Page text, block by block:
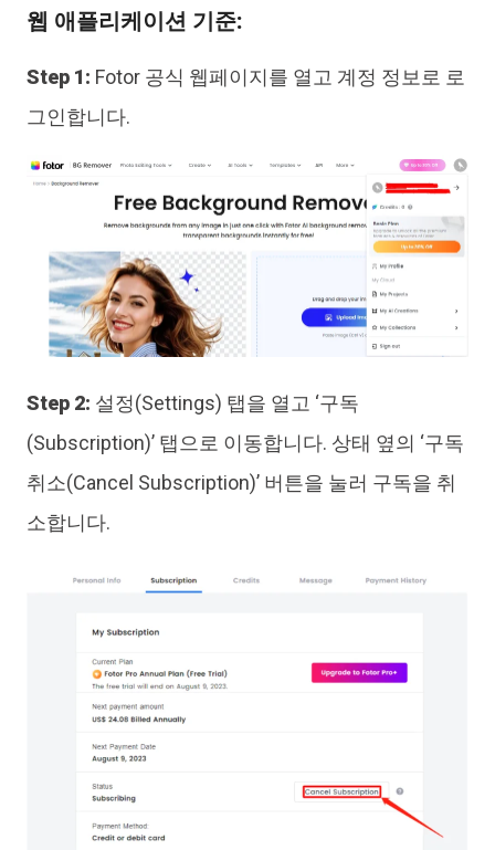
웹 애플리케이션 기준:
Step 1: Fotor 공식 웹페이지를 열고 계정 정보로 로
그인합니다.
Step 2: 설정(Settings) 탭을 열고 ‘구독
(Subscription)’ 탭으로 이동합니다. 상태 옆의 ‘구독
취소(Cancel Subscription)’ 버튼을 눌러 구독을 취
소합니다.